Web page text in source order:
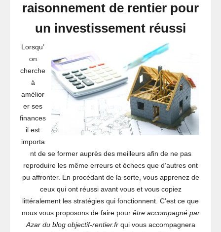
raisonnement de rentier pour
un investissement réussi
Lorsqu’
on
cherche
à
amélior
er ses
finances
il est
importa
nt de se former auprès des meilleurs afin de ne pas
reproduire les même erreurs et échecs que d’autres ont
pu affronter. En procédant de la sorte, vous apprenez de
ceux qui ont réussi avant vous et vous copiez
littéralement les stratégies qui fonctionnent. C’est ce que
nous vous proposons de faire pour être accompagné par
Azar du blog objectif-rentier.frqui vous accompagnera